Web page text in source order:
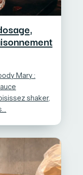
Mary :
shaker,